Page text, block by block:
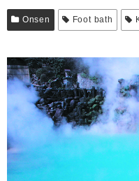
Onsen Foot bath